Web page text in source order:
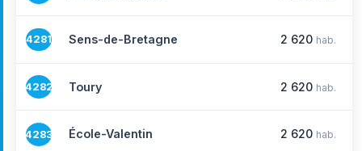
4281 Sens-de-Bretagne 2 620 hab.
4282 Toury 2 620 hab.
4283 École-Valentin 2 620 hab.